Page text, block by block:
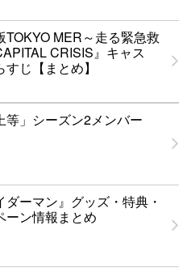
TOKYO MER～走る緊急救
CRISIS』キャス
すじ【まとめ】
等」シーズン2メンバー
ダーマン』グッズ・特典・
ーン情報まとめ